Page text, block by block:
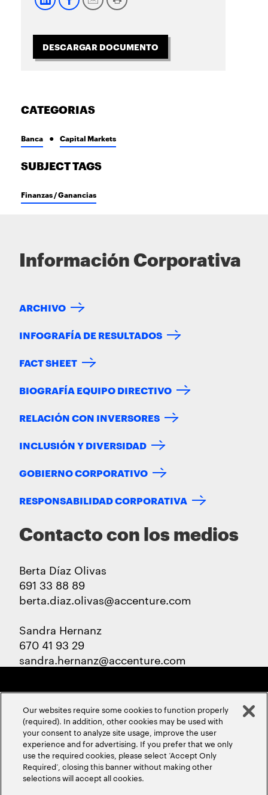
DESCARGAR DOCUMENTO
CATEGORIAS
Banca Capital Markets
SUBJECT TAGS
Finanzas / Ganancias
Información Corporativa
ARCHIVO
INFOGRAFÍA DE RESULTADOS
FACT SHEET
BIOGRAFÍA EQUIPO DIRECTIVO
RELACIÓN CON INVERSORES
INCLUSIÓN Y DIVERSIDAD
GOBIERNO CORPORATIVO
RESPONSABILIDAD CORPORATIVA
Contacto con los medios
Berta Díaz Olivas
691 33 88 89
berta.diaz.olivas@accenture.com
Sandra Hernanz
670 41 93 29
sandra.hernanz@accenture.com
ABOUT USCONTACT US CAREERSLOCATIONS
Our websites require some cookies to function properly
(required). In addition, other cookies may be used with
your consent to analyze site usage, improve the user
experience and for advertising. If you prefer that we only
use the required cookies, please select ‘Accept Only
Required’, closing this banner without making other
selections will accept all cookies.